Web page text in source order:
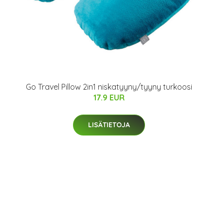
Go Travel Pillow 2in1 niskatyyny/tyyny turkoosi
17.9 EUR
LISÄTIETOJA